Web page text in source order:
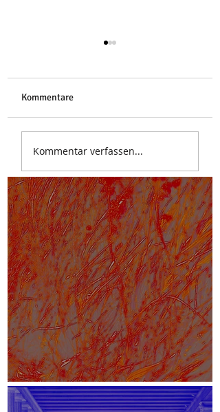
Stoa des Attalos
Kommentare
Kommentar verfassen...
White Paper